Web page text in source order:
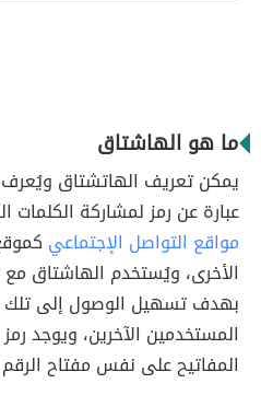
ما هو الهاشتاق
يمكن تعريف الهاتشتاق ويُعرف
عبارة عن رمز لمشاركة الكلمات
مواقع التواصل الإجتماعي
الأخرى، ويُستخدم الهاشتاق
بهدف تسهيل الوصول إلى تلك
المستخدمين الآخرين، ويوجد
المفاتيح على نفس مفتاح الرقم 3.